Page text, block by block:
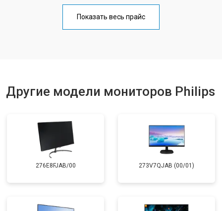
Показать весь прайс
Другие модели мониторов Philips
276E8FJAB/00 273V7QJAB (00/01)